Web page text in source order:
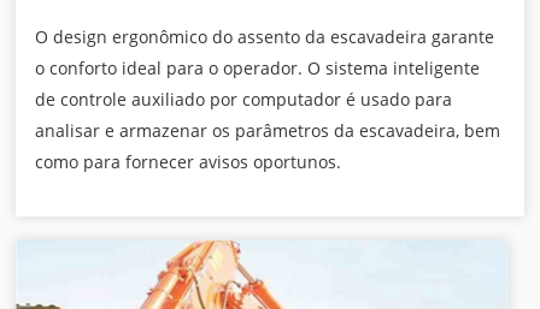
O design ergonômico do assento da escavadeira garante
o conforto ideal para o operador. O sistema inteligente
de controle auxiliado por computador é usado para
analisar e armazenar os parâmetros da escavadeira, bem
como para fornecer avisos oportunos.